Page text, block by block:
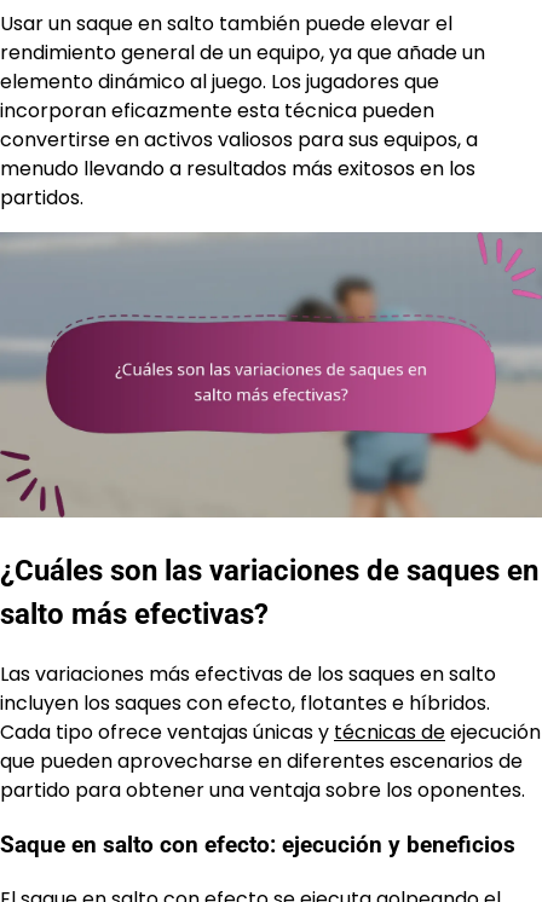
Usar un saque en salto también puede elevar el
rendimiento general de un equipo, ya que añade un
elemento dinámico al juego. Los jugadores que
incorporan eficazmente esta técnica pueden
convertirse en activos valiosos para sus equipos, a
menudo llevando a resultados más exitosos en los
partidos.
¿Cuáles son las variaciones de saques en
salto más efectivas?
Las variaciones más efectivas de los saques en salto
incluyen los saques con efecto, flotantes e híbridos.
Cada tipo ofrece ventajas únicas y técnicas deejecución
que pueden aprovecharse en diferentes escenarios de
partido para obtener una ventaja sobre los oponentes.
Saque en salto con efecto: ejecución y beneficios